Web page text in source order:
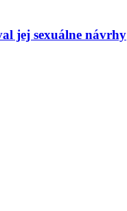
jej sexuálne návrhy